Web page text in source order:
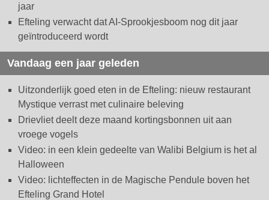
jaar
Efteling verwacht dat AI-Sprookjesboom nog dit jaar
geïntroduceerd wordt
Vandaag een jaar geleden
Uitzonderlijk goed eten in de Efteling: nieuw restaurant
Mystique verrast met culinaire beleving
Drievliet deelt deze maand kortingsbonnen uit aan
vroege vogels
Video: in een klein gedeelte van Walibi Belgium is het al
Halloween
Video: lichteffecten in de Magische Pendule boven het
Efteling Grand Hotel